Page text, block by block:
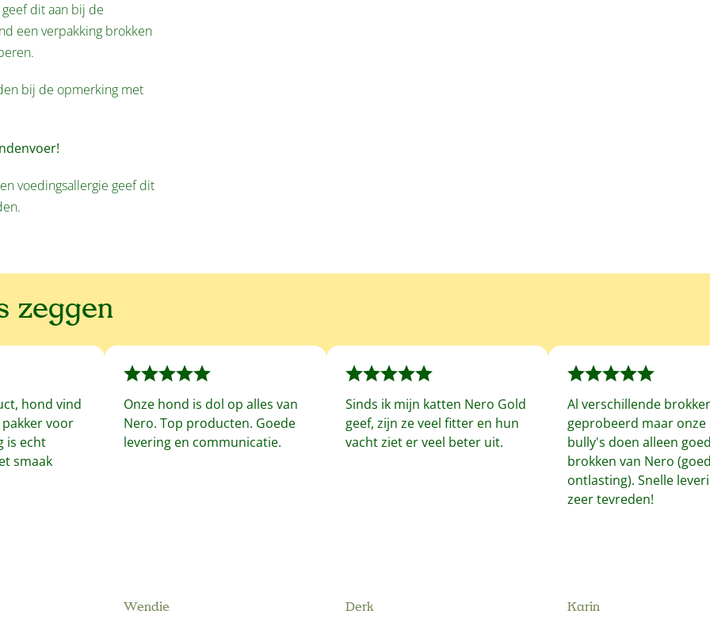
dit aan bij de
een verpakking brokken
bij de opmerking met
voedingsallergie geef dit
zeggen
hond vind
voor
is echt
smaak
Onze hond is dol op alles van
Nero. Top producten. Goede
levering en communicatie.
Wendie
Sinds ik mijn katten Nero Gold
geef, zijn ze veel fitter en hun
vacht ziet er veel beter uit.
Derk
Al verschillende
geprobeerd maar onze
bully's doen alleen
brokken van Nero
ontlasting). Snelle
zeer tevreden!
Karin